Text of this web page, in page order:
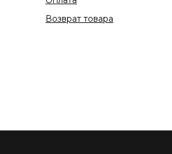
Возврат товара